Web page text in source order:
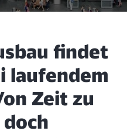
findet
laufendem
Zeit zu